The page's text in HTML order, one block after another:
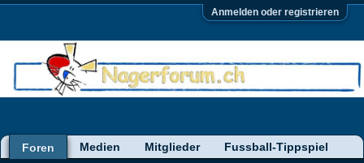
Anmelden oder registrieren
Foren
Medien Mitglieder Fussball-Tippspiel